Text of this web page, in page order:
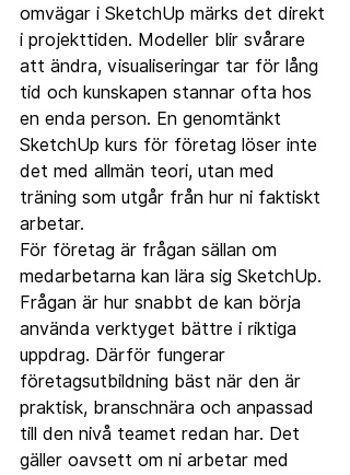
omvägar i SketchUp märks det direkt
i projekttiden. Modeller blir svårare
att ändra, visualiseringar tar för lång
tid och kunskapen stannar ofta hos
en enda person. En genomtänkt
SketchUp kurs för företag löser inte
det med allmän teori, utan med
träning som utgår från hur ni faktiskt
arbetar.
För företag är frågan sällan om
medarbetarna kan lära sig SketchUp.
Frågan är hur snabbt de kan börja
använda verktyget bättre i riktiga
uppdrag. Därför fungerar
företagsutbildning bäst när den är
praktisk, branschnära och anpassad
till den nivå teamet redan har. Det
gäller oavsett om ni arbetar med